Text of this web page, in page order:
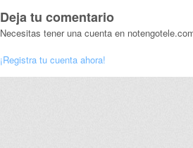
Deja tu comentario
Necesitas tener una cuenta en
¡Registra tu cuenta ahora!